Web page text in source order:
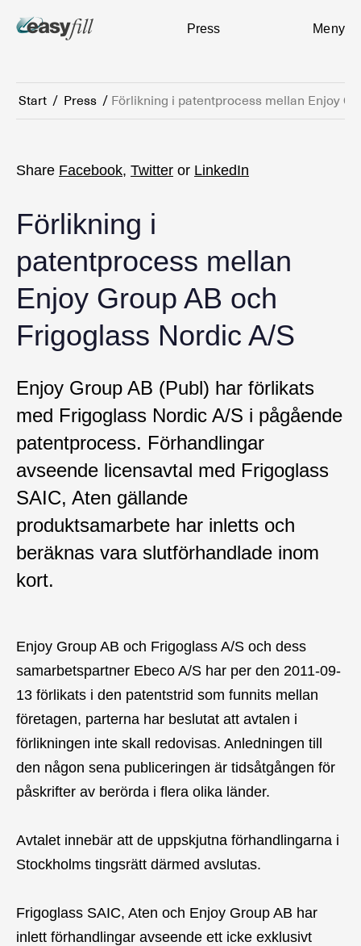
Press Meny
Start / Press / Förlikning i patentprocess mellan Enjoy
Share Facebook, Twitter or LinkedIn
Förlikning i
patentprocess mellan
Enjoy Group AB och
Frigoglass Nordic A/S
Enjoy Group AB (Publ) har förlikats
med Frigoglass Nordic A/S i pågående
patentprocess. Förhandlingar
avseende licensavtal med Frigoglass
SAIC, Aten gällande
produktsamarbete har inletts och
beräknas vara slutförhandlade inom
kort.
Enjoy Group AB och Frigoglass A/S och dess
samarbetspartner Ebeco A/S har per den 2011-09-
13 förlikats i den patentstrid som funnits mellan
företagen, parterna har beslutat att avtalen i
förlikningen inte skall redovisas. Anledningen till
den någon sena publiceringen är tidsåtgången för
påskrifter av berörda i flera olika länder.
Avtalet innebär att de uppskjutna förhandlingarna i
Stockholms tingsrätt därmed avslutas.
Frigoglass SAIC, Aten och Enjoy Group AB har
inlett förhandlingar avseende ett icke exklusivt